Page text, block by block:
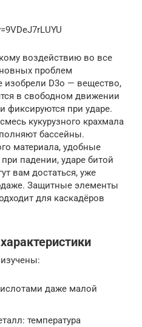
воздействию во все
проблем
изобрели D3o — вещество,
в свободном движении
фиксируются при ударе.
кукурузного крахмала
бассейны.
материала, удобные
падении, ударе битой
вам достаться, уже
Защитные элементы
для каскадёров
даже малой
температура